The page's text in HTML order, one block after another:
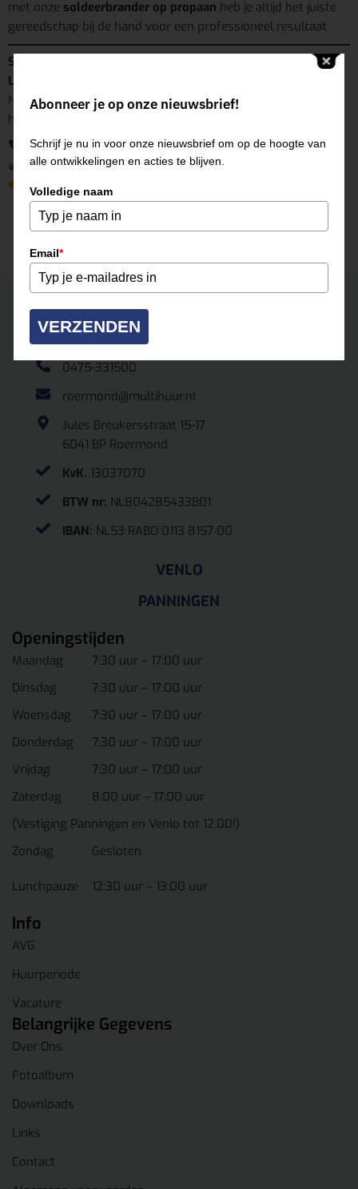
met onze soldeerbrander op propaan heb je altijd het juiste
gereedschap bij de hand voor een professioneel resultaat.
Soldeerbrander op propaan huren in Roermond, Roerdalen,
Leudal, Peel & Maas of Venlo?
Neem nu contact op of reserveer eenvoudig online. Wij
helpen je graag snel op weg!
Bel of mail voor beschikbaarheid
Ophalen of bezorging mogelijk
Direct inzetbaar voor elk soldeerproject
ROERMOND
VENLO
PANNINGEN
0475-331500
roermond@multihuur.nl
Jules Breukersstraat 15-17
6041 BP Roermond
KvK. 13037070
BTW nr: NL804285433B01
IBAN: NL53 RABO 0113 8157 00
Openingstijden
Maandag
7:30 uur – 17:00 uur
Dinsdag
7:30 uur – 17:00 uur
Woensdag
7:30 uur – 17:00 uur
Donderdag
7:30 uur – 17:00 uur
Vrijdag
7:30 uur – 17:00 uur
Zaterdag
8:00 uur – 17:00 uur
(Vestiging Panningen en Venlo tot 12.00!)
Zondag
Gesloten
Lunchpauze 12:30 uur – 13:00 uur
Info
AVG
Huurperiode
Vacature
Belangrijke Gegevens
Over Ons
Fotoalbum
Downloads
Links
Contact
Abonneer je op onze nieuwsbrief!
Schrijf je nu in voor onze nieuwsbrief om op de hoogte van
alle ontwikkelingen en acties te blijven.
Volledige naam
Email*
VERZENDEN